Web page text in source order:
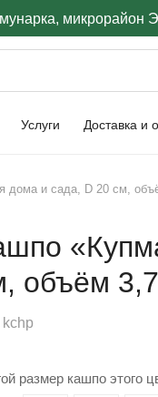
микрорайон
Услуги Доставка и
дома и сада, D 20 см,
объём
kchp
размер кашпо этого